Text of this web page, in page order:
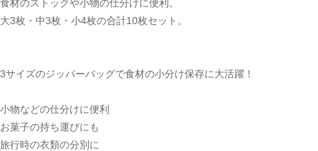
食材のストックや小物の仕分けに便利。
大3枚・中3枚・小4枚の合計10枚セット。
3サイズのジッパーバッグで食材の小分け保存に大活躍！
小物などの仕分けに便利
お菓子の持ち運びにも
旅行時の衣類の分別に